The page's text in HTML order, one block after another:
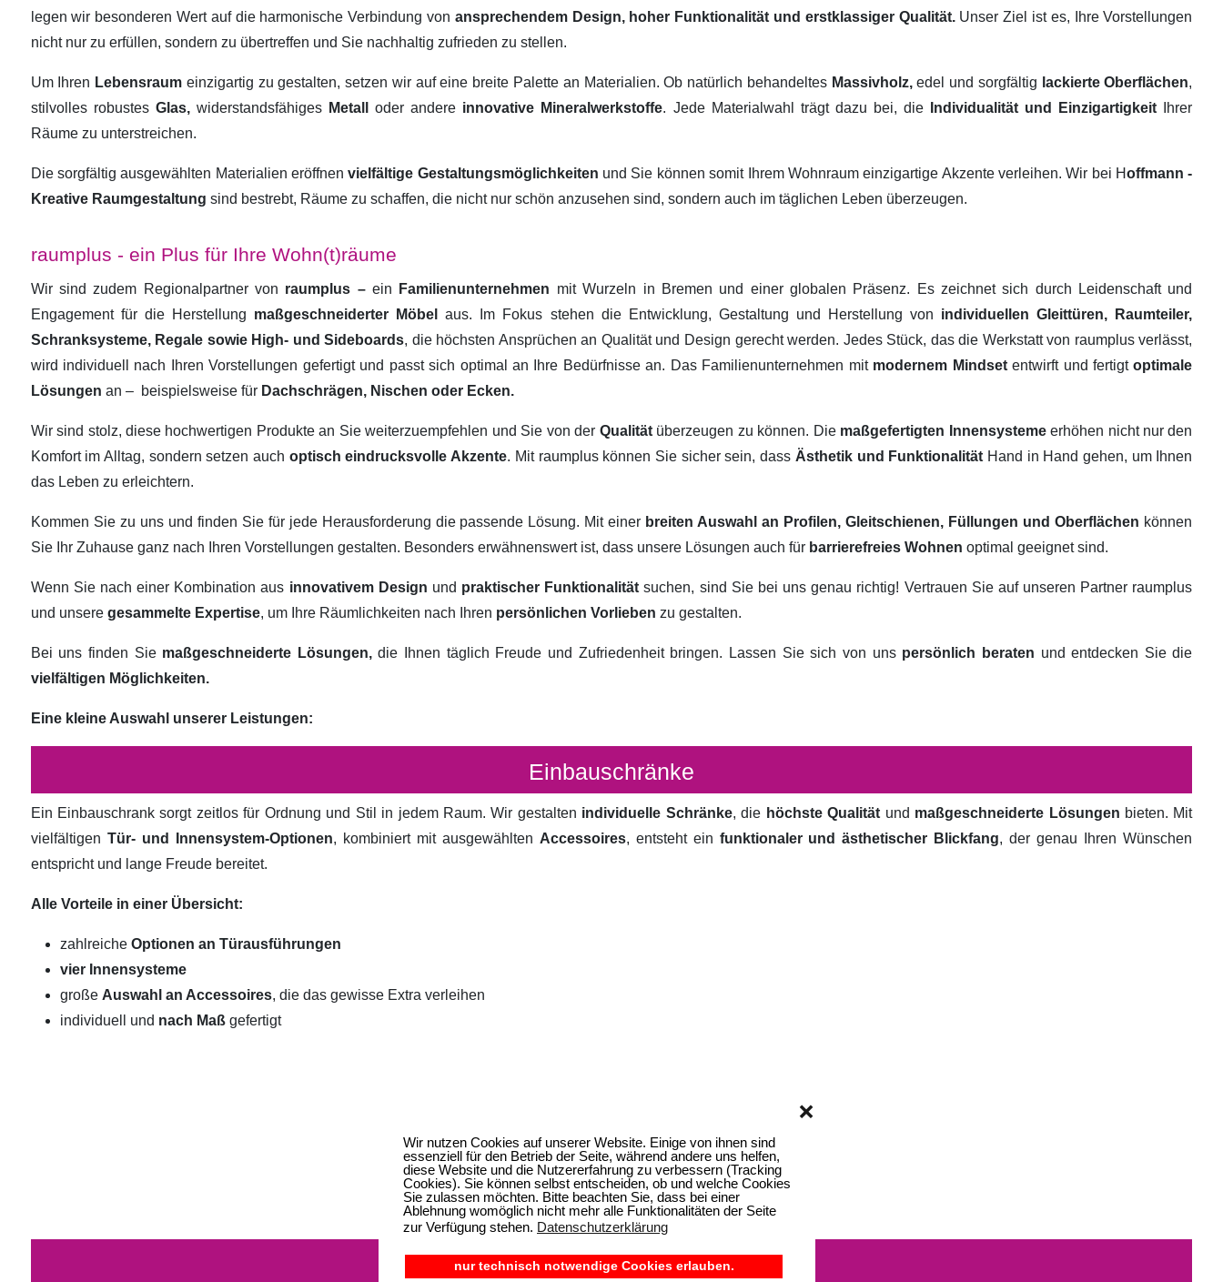
Wir nutzen Cookies auf unserer Website. Einige von ihnen sind
essenziell für den Betrieb der Seite, während andere uns helfen,
diese Website und die Nutzererfahrung zu verbessern (Tracking
Cookies). Sie können selbst entscheiden, ob und welche Cookies
Sie zulassen möchten. Bitte beachten Sie, dass bei einer
Ablehnung womöglich nicht mehr alle Funktionalitäten der Seite
zur Verfügung stehen. Datenschutzerklärung
nur technisch notwendige Cookies erlauben.
❌
legen wir besonderen Wert auf die harmonische Verbindung von ansprechendem Design, hoher Funktionalität und erstklassiger Qualität.Unser Ziel ist es, Ihre Vorstellungen
nicht nur zu erfüllen, sondern zu übertreffen und Sie nachhaltig zufrieden zu stellen.
Um Ihren Lebensraum einzigartig zu gestalten, setzen wir auf eine breite Palette an Materialien. Ob natürlich behandeltes Massivholz,edel und sorgfältig lackierte Oberflächen,
stilvolles robustes Glas,widerstandsfähiges Metalloder andere innovative Mineralwerkstoffe. Jede Materialwahl trägt dazu bei, die Individualität und Einzigartigkeit
Ihrer
Räume zu unterstreichen.
Die sorgfältig ausgewählten Materialien eröffnenvielfältige Gestaltungsmöglichkeiten und Sie können somit Ihrem Wohnraum einzigartige Akzente verleihen. Wir bei Hoffmann -
Kreative Raumgestaltung sind bestrebt, Räume zu schaffen, die nicht nur schön anzusehen sind, sondern auch im täglichen Leben überzeugen.
raumplus - ein Plus für Ihre Wohn(t)räume
Wir sind zudem Regionalpartner von raumplus –ein Familienunternehmen mit Wurzeln in Bremen und einer globalen Präsenz. Es zeichnet sich durch Leidenschaft und
Engagement für die Herstellung maßgeschneiderter Möbelaus. Im Fokus stehen die Entwicklung, Gestaltung und Herstellung von individuellen Gleittüren, Raumteiler,
Schranksysteme, Regale sowie High- und Sideboards, die höchsten Ansprüchen an Qualität und Design gerecht werden. Jedes Stück, das die Werkstatt von raumplus verlässt,
wird individuell nach Ihren Vorstellungen gefertigt und passt sich optimal an Ihre Bedürfnisse an. Das Familienunternehmen mit modernem Mindsetentwirft und fertigtoptimale
Lösungen an – beispielsweise für Dachschrägen, Nischen oder Ecken.
Wir sind stolz, diese hochwertigen Produkte an Sie weiterzuempfehlen und Sie von der Qualität überzeugen zu können. Die maßgefertigten Innensystemeerhöhen nicht nur den
Komfort im Alltag, sondern setzen auch optisch eindrucksvolle Akzente. Mit raumplus können Sie sicher sein, dass Ästhetik und Funktionalität Hand in Hand gehen, um Ihnen
das Leben zu erleichtern.
Kommen Sie zu uns und finden Sie für jede Herausforderung die passende Lösung. Mit einer breiten Auswahl an Profilen, Gleitschienen, Füllungen und Oberflächen können
Sie Ihr Zuhause ganz nach Ihren Vorstellungen gestalten. Besonders erwähnenswert ist, dass unsere Lösungen auch für barrierefreies Wohnen optimal geeignet sind.
Wenn Sie nach einer Kombination aus innovativem Design und praktischer Funktionalitätsuchen, sind Sie bei uns genau richtig! Vertrauen Sie auf unseren Partner raumplus
und unsere gesammelte Expertise, um Ihre Räumlichkeiten nach Ihren persönlichen Vorlieben zu gestalten.
Bei uns finden Sie maßgeschneiderte Lösungen,die Ihnen täglich Freude und Zufriedenheit bringen. Lassen Sie sich von uns persönlich beraten und entdecken Sie die
vielfältigen Möglichkeiten.
Eine kleine Auswahl unserer Leistungen:
Einbauschränke
Ein Einbauschrank sorgt zeitlos für Ordnung und Stil in jedem Raum. Wir gestalten individuelle Schränke, die höchste Qualität und maßgeschneiderte Lösungen bieten. Mit
vielfältigen Tür- und Innensystem-Optionen, kombiniert mit ausgewählten Accessoires, entsteht ein funktionaler und ästhetischer Blickfang, der genau Ihren Wünschen
entspricht und lange Freude bereitet.
Alle Vorteile in einer Übersicht:
zahlreiche Optionen an Türausführungen
vier Innensysteme
große Auswahl an Accessoires, die das gewisse Extra verleihen
individuell und nach Maß gefertigt
Begehbarer Kleiderschrank